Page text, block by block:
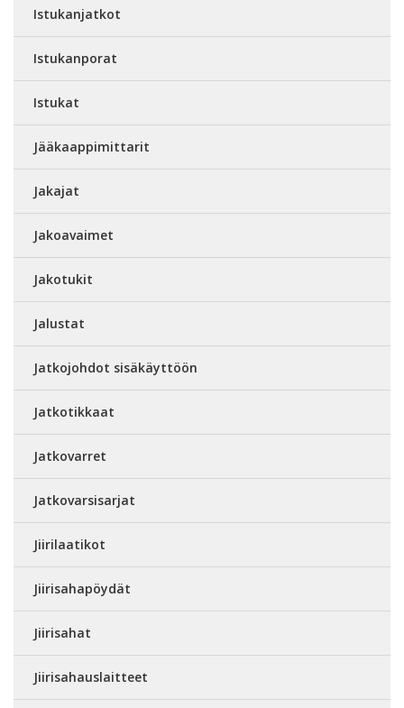
Istukanjatkot
Istukanporat
Istukat
Jääkaappimittarit
Jakajat
Jakoavaimet
Jakotukit
Jalustat
Jatkojohdot sisäkäyttöön
Jatkotikkaat
Jatkovarret
Jatkovarsisarjat
Jiirilaatikot
Jiirisahapöydät
Jiirisahat
Jiirisahauslaitteet